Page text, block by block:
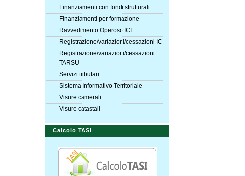
Finanziamenti con fondi strutturali
Finanziamenti per formazione
Ravvedimento Operoso ICI
Registrazione/variazioni/cessazioni ICI
Registrazione/variazioni/cessazioni
TARSU
Servizi tributari
Sistema Informativo Territoriale
Visure camerali
Visure catastali
Calcolo TASI